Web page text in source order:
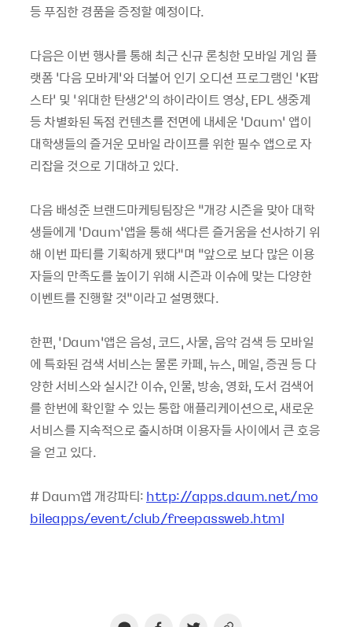
등 푸짐한 경품을 증정할 예정이다.
다음은 이번 행사를 통해 최근 신규 론칭한 모바일 게임 플
랫폼 ‘다음 모바게’와 더불어 인기 오디션 프로그램인 ‘K팝
스타’ 및 ‘위대한 탄생2’의 하이라이트 영상, EPL 생중계
등 차별화된 독점 컨텐츠를 전면에 내세운 ‘Daum’ 앱이
대학생들의 즐거운 모바일 라이프를 위한 필수 앱으로 자
리잡을 것으로 기대하고 있다.
다음 배성준 브랜드마케팅팀장은 “개강 시즌을 맞아 대학
생들에게 ‘Daum’앱을 통해 색다른 즐거움을 선사하기 위
해 이번 파티를 기획하게 됐다”며 “앞으로 보다 많은 이용
자들의 만족도를 높이기 위해 시즌과 이슈에 맞는 다양한
이벤트를 진행할 것”이라고 설명했다.
한편, ‘Daum’앱은 음성, 코드, 사물, 음악 검색 등 모바일
에 특화된 검색 서비스는 물론 카페, 뉴스, 메일, 증권 등 다
양한 서비스와 실시간 이슈, 인물, 방송, 영화, 도서 검색어
를 한번에 확인할 수 있는 통합 애플리케이션으로, 새로운
서비스를 지속적으로 출시하며 이용자들 사이에서 큰 호응
을 얻고 있다.
# Daum앱 개강파티: http://apps.daum.net/mo
bileapps/event/club/freepassweb.html